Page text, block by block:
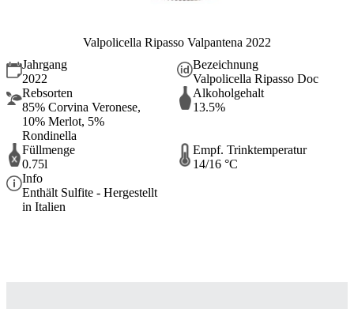
Valpolicella Ripasso Valpantena 2022
Jahrgang
2022
Bezeichnung
Valpolicella Ripasso Doc
Rebsorten
85% Corvina Veronese,
10% Merlot, 5%
Rondinella
Alkoholgehalt
13.5%
Füllmenge
0.75l
Empf. Trinktemperatur
14/16 °C
Info
Enthält Sulfite - Hergestellt
in Italien